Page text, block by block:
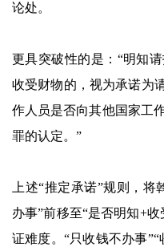
论处。
更具突破性的是：“明知
收受财物的，视为承诺为
作人员是否向其他国家工
罪的认定。”
上述“推定承诺”规则，将
办事”前移至“是否明知+
证难度。“只收钱不办事”“